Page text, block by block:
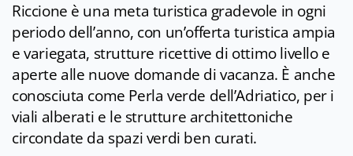
Riccione è una meta turistica gradevole in ogni
periodo dell’anno, con un’offerta turistica ampia
e variegata, strutture ricettive di ottimo livello e
aperte alle nuove domande di vacanza. È anche
conosciuta come Perla verde dell’Adriatico, per i
viali alberati e le strutture architettoniche
circondate da spazi verdi ben curati.